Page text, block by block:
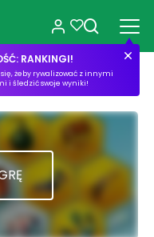
RANKINGI!
żeby rywalizować z innymi
i śledzić swoje wyniki!